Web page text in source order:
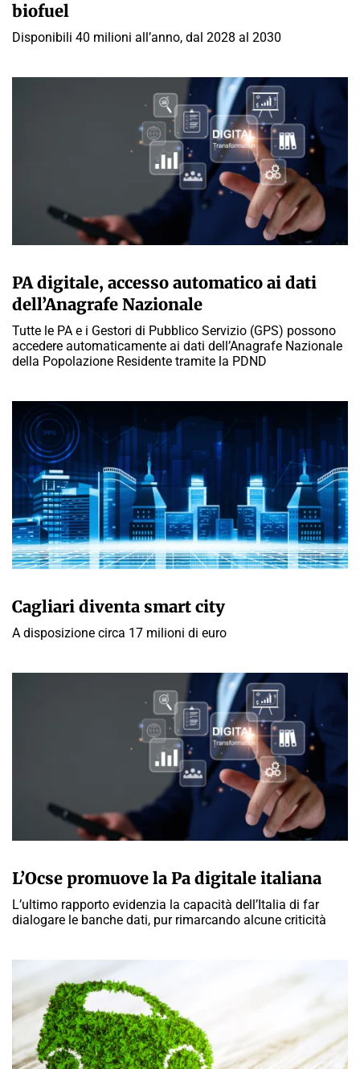
biofuel
Disponibili 40 milioni all’anno, dal 2028 al 2030
PA digitale, accesso automatico ai dati
dell’Anagrafe Nazionale
Tutte le PA e i Gestori di Pubblico Servizio (GPS) possono
accedere automaticamente ai dati dell’Anagrafe Nazionale
della Popolazione Residente tramite la PDND
Cagliari diventa smart city
A disposizione circa 17 milioni di euro
L’Ocse promuove la Pa digitale italiana
L’ultimo rapporto evidenzia la capacità dell’Italia di far
dialogare le banche dati, pur rimarcando alcune criticità